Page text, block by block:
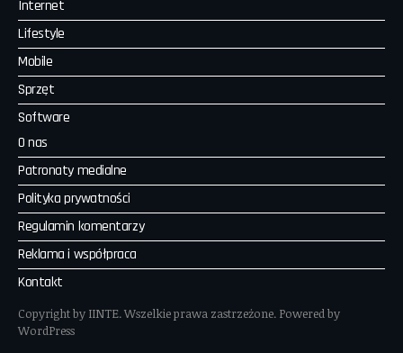
Internet
Lifestyle
Mobile
Sprzęt
Software
O nas
Patronaty medialne
Polityka prywatności
Regulamin komentarzy
Reklama i współpraca
Kontakt
Copyright by IINTE. Wszelkie prawa zastrzeżone. Powered by
WordPress